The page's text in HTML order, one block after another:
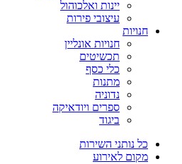
יינות ואלכוהול
עיצובי פירות
חנויות
חנויות אונליין
תכשיטים
כלי כסף
מתנות
נדוניה
ספרים ויודאיקה
ביגוד
כל נותני השירות
מקום לאירוע